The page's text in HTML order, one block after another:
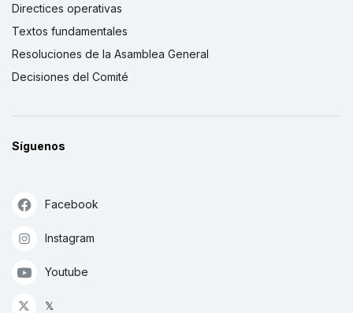
Directices operativas
Textos fundamentales
Resoluciones de la Asamblea General
Decisiones del Comité
Síguenos
Facebook
Instagram
Youtube
𝕏